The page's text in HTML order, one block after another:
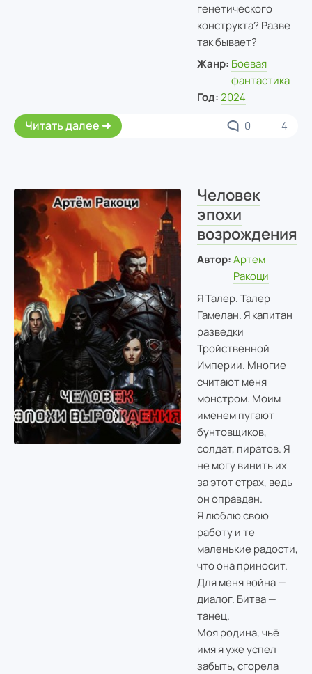
генетического
конструкта? Разве
так бывает?
Жанр: Боевая
фантастика
Год: 2024
Читать далее 0 4
Человек
эпохи
возрождения
Автор: Артем
Ракоци
Я Талер. Талер
Гамелан. Я капитан
разведки
Тройственной
Империи. Многие
считают меня
монстром. Моим
именем пугают
бунтовщиков,
солдат, пиратов. Я
не могу винить их
за этот страх, ведь
он оправдан.
Я люблю свою
работу и те
маленькие радости,
что она приносит.
Для меня война —
диалог. Битва —
танец.
Моя родина, чьё
имя я уже успел
забыть, сгорела